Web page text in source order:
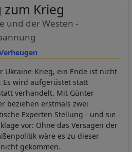
zum Krieg
und der Westen -
Ukraine-Krieg, ein Ende ist nicht
Es wird aufgerüstet statt
verhandelt. Mit Günter
beziehen erstmals zwei
Experten Stellung - und sie
vor: Ohne das Versagen der
wäre es zu dieser
gekommen.